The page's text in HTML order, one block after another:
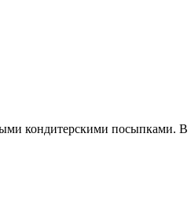
кондитерскими посыпками. В